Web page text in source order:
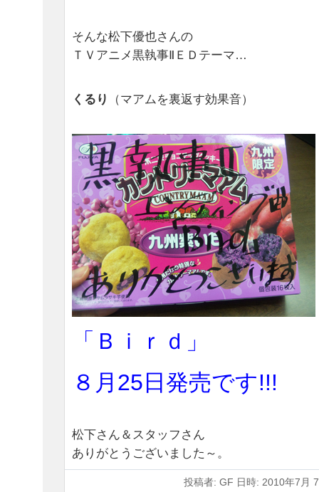
そんな松下優也さんの
ＴＶアニメ黒執事ⅡＥＤテーマ…
くるり （マアムを裏返す効果音）
「Ｂｉｒｄ」
８月25日発売です!!!
松下さん＆スタッフさん
ありがとうございました～。
投稿者: GF 日時: 2010年7月